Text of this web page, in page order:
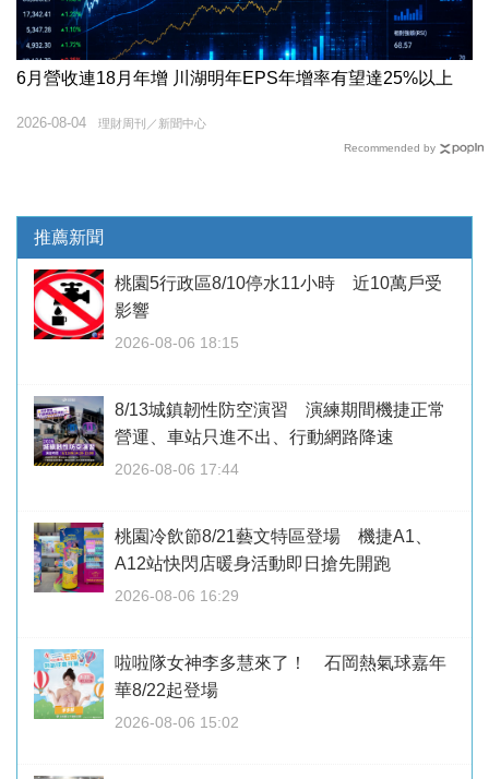
6月營收連18月年增 川湖明年EPS年增率有望達25%以上
理財周刊／新聞中心
2026-08-04
Recommended by
推薦新聞
桃園5行政區8/10停水11小時 近10萬戶受
影響
2026-08-06 18:15
8/13城鎮韌性防空演習 演練期間機捷正常
營運、車站只進不出、行動網路降速
2026-08-06 17:44
桃園冷飲節8/21藝文特區登場 機捷A1、
A12站快閃店暖身活動即日搶先開跑
2026-08-06 16:29
啦啦隊女神李多慧來了！ 石岡熱氣球嘉年
華8/22起登場
2026-08-06 15:02